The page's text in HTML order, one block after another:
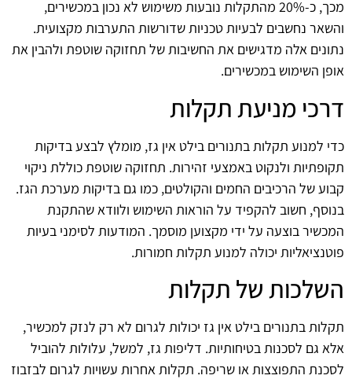
מכך, כ-20% מהתקלות נובעות משימוש לא נכון במכשירים,
והשאר נחשבים לבעיות טכניות שדורשות התערבות מקצועית.
נתונים אלה מדגישים את החשיבות של תחזוקה שוטפת ולהבין את
אופן השימוש במכשירים.
דרכי מניעת תקלות
כדי למנוע תקלות בתנורים בילט אין גז, מומלץ לבצע בדיקות
תקופתיות ולנקוט באמצעי זהירות. תחזוקה שוטפת כוללת ניקוי
קבוע של הרכיבים החמים והקולטים, כמו גם בדיקות מערכת הגז.
בנוסף, חשוב להקפיד על הוראות השימוש ולוודא שהתקנת
המכשיר בוצעה על ידי מקצוען מוסמך. המודעות לסימני בעיות
פוטנציאליות יכולה למנוע תקלות חמורות.
השלכות של תקלות
תקלות בתנורים בילט אין גז יכולות לגרום לא רק לנזק למכשיר,
אלא גם לסכנות בטיחותיות. דליפות גז, למשל, עלולות להוביל
לסכנת התפוצצות או שריפה. תקלות אחרות עשויות לגרום לבזבוז